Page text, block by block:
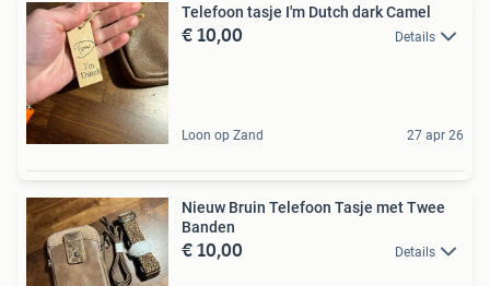
Telefoon tasje I'm Dutch dark Camel
€ 10,00 Details
Loon op Zand 27 apr 26
Nieuw Bruin Telefoon Tasje met Twee
Banden
€ 10,00 Details